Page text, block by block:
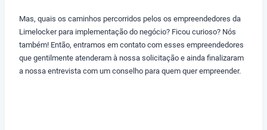
Mas, quais os caminhos percorridos pelos os empreendedores da
Limelocker para implementação do negócio? Ficou curioso? Nós
também! Então, entramos em contato com esses empreendedores
que gentilmente atenderam à nossa solicitação e ainda finalizaram
a nossa entrevista com um conselho para quem quer empreender.